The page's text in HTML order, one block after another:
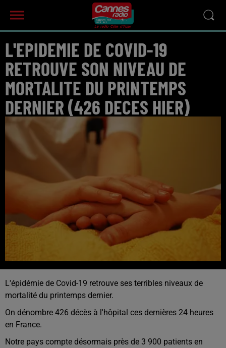
L'EPIDEMIE DE COVID-19
RETROUVE SON NIVEAU DE
MORTALITE DU PRINTEMPS
DERNIER (426 DECES HIER)
L'épidémie de Covid-19 retrouve ses terribles niveaux de
mortalité du printemps dernier.
On dénombre 426 décès à l'hôpital ces dernières 24 heures
en France.
Notre pays compte désormais près de 3 900 patients en